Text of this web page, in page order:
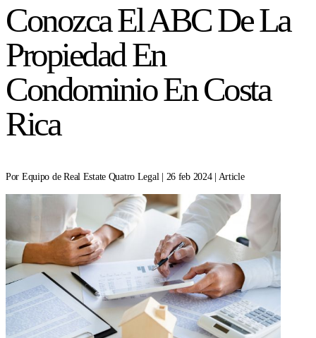
Conozca El ABC De La
Propiedad En
Condominio En Costa
Rica
Por Equipo de Real Estate Quatro Legal | 26 feb 2024 | Article